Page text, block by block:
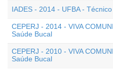
IADES - 2014 - UFBA -
CEPERJ - 2014 - VIVA
Saúde Bucal
CEPERJ - 2010 - VIVA
Saúde Bucal